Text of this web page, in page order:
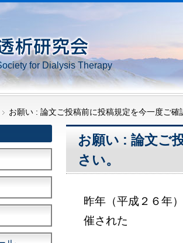
for Dialysis Therapy
お願い : 論文ご投稿前に投稿規定を今一度ご確
お願い : 論文ご
さい。
昨年（平成２６年
催された